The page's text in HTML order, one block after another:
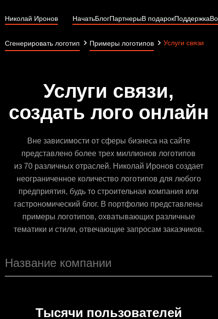
Николай Иронов НачатьБлогПартнерыВ подарокПоддержка
Сгенерировать логотип Примеры логотипов Услуги связи
Услуги связи,
создать лого онлайн
Вне зависимости от сферы бизнеса на сайте
представлено более трех миллионов логотипов
из 70 различных отраслей. Николай Иронов создает
неограниченное количество логотипов для любого
предприятия, будь то строительная компания или
гастрономический блог. В портфолио представлены
примеры логотипов, охватывающих различные
тематики и стили, отвечающие запросам заказчиков.
Тысячи пользователей